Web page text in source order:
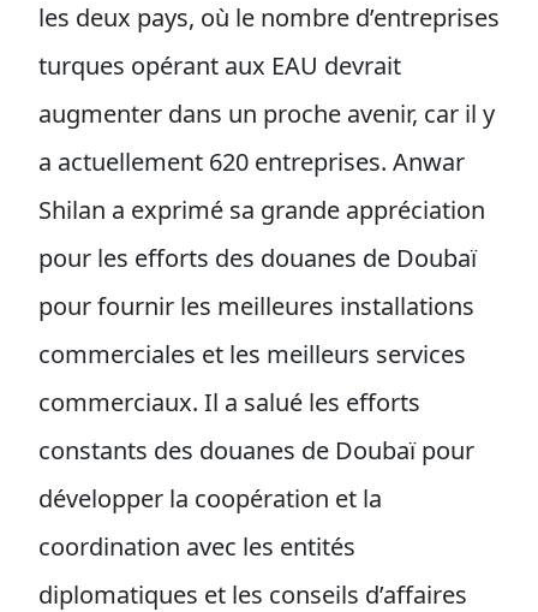
les deux pays, où le nombre d’entreprises
turques opérant aux EAU devrait
augmenter dans un proche avenir, car il y
a actuellement 620 entreprises. Anwar
Shilan a exprimé sa grande appréciation
pour les efforts des douanes de Doubaï
pour fournir les meilleures installations
commerciales et les meilleurs services
commerciaux. Il a salué les efforts
constants des douanes de Doubaï pour
développer la coopération et la
coordination avec les entités
diplomatiques et les conseils d’affaires